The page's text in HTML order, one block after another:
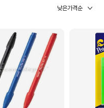
낮은가격순